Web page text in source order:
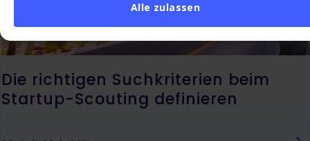
Alle zulassen
Die richtigen Suchkriterien beim
Startup-Scouting definieren